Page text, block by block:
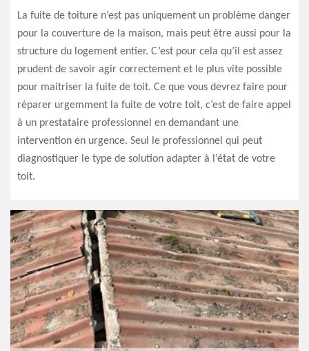
La fuite de toiture n’est pas uniquement un problème danger
pour la couverture de la maison, mais peut être aussi pour la
structure du logement entier. C’est pour cela qu’il est assez
prudent de savoir agir correctement et le plus vite possible
pour maitriser la fuite de toit. Ce que vous devrez faire pour
réparer urgemment la fuite de votre toit, c’est de faire appel
à un prestataire professionnel en demandant une
intervention en urgence. Seul le professionnel qui peut
diagnostiquer le type de solution adapter à l’état de votre
toit.